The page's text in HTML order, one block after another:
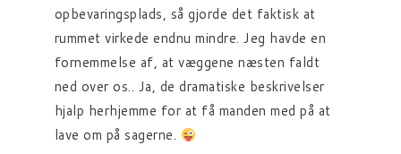
opbevaringsplads, så gjorde det faktisk at
rummet virkede endnu mindre. Jeg havde en
fornemmelse af, at væggene næsten faldt
ned over os.. Ja, de dramatiske beskrivelser
hjalp herhjemme for at få manden med på at
lave om på sagerne.